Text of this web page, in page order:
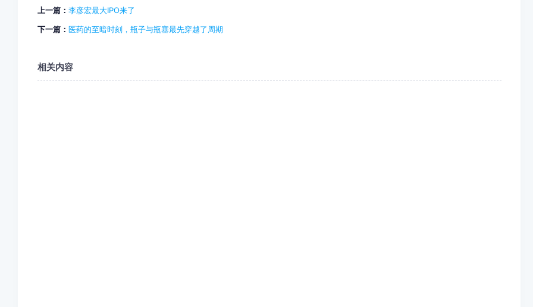
上一篇： 李彦宏最大IPO来了
下一篇： 医药的至暗时刻，瓶子与瓶塞最先穿越了周期
相关内容